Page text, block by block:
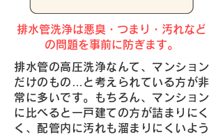
排水管洗浄は悪臭・つまり・汚れなど
の問題を事前に防ぎます。
排水管の高圧洗浄なんて、マンション
だけのもの…と考えられている方が非
常に多いです。もちろん、マンション
に比べると一戸建ての方が詰まりにく
く、配管内に汚れも溜まりにくいよう